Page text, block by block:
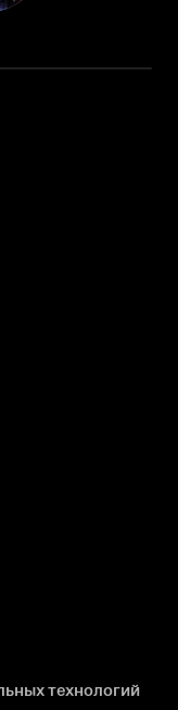
технологий